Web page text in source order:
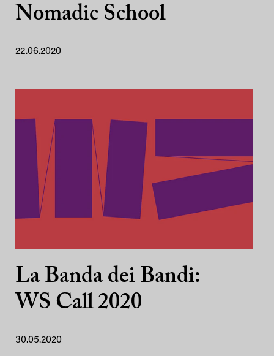
Nomadic School
22.06.2020
La Banda dei Bandi:
WS Call 2020
30.05.2020